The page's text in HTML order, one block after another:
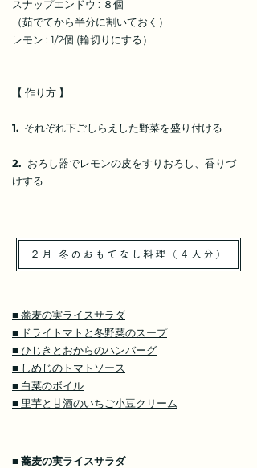
スナップエンドウ : ８個
（茹でてから半分に割いておく）
レモン : 1/2個 (輪切りにする）
【 作り方 】
1. それぞれ下ごしらえした野菜を盛り付ける
2. おろし器でレモンの皮をすりおろし、香りづ
けする
２月 冬のおもてなし料理（４人分）
■ 蕎麦の実ライスサラダ
​■ ドライトマトと冬野菜のスープ
■ ひじきとおからのハンバーグ
​■ しめじのトマトソース
​■ 白菜のボイル
​■ 里芋と甘酒のいちご小豆クリーム
■ 蕎麦の実ライスサラダ